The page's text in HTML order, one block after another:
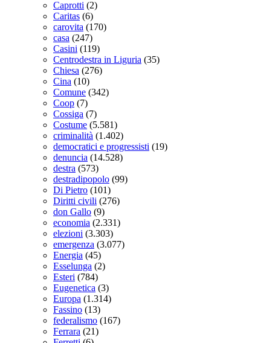
Caprotti (2)
Caritas (6)
carovita (170)
casa (247)
Casini (119)
Centrodestra in Liguria (35)
Chiesa (276)
Cina (10)
Comune (342)
Coop (7)
Cossiga (7)
Costume (5.581)
criminalità (1.402)
democratici e progressisti (19)
denuncia (14.528)
destra (573)
destradipopolo (99)
Di Pietro (101)
Diritti civili (276)
don Gallo (9)
economia (2.331)
elezioni (3.303)
emergenza (3.077)
Energia (45)
Esselunga (2)
Esteri (784)
Eugenetica (3)
Europa (1.314)
Fassino (13)
federalismo (167)
Ferrara (21)